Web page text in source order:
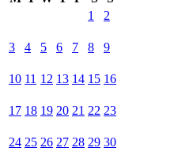
1
2
3 4 5 6 7 8 9
10 11 12 13 14 15 16
17 18 19 20 21 22 23
24 25 26 27 28 29 30